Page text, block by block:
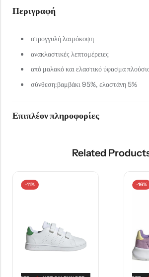
Περιγραφή
στρογγυλή λαιμόκοψη
ανακλαστικές λεπτομέρειες
από μαλακό και ελαστικό ύφασμα
σύνθεση:βαμβάκι 95%, ελαστάνη 5%
Επιπλέον πληροφορίες
Related
-11% -16%